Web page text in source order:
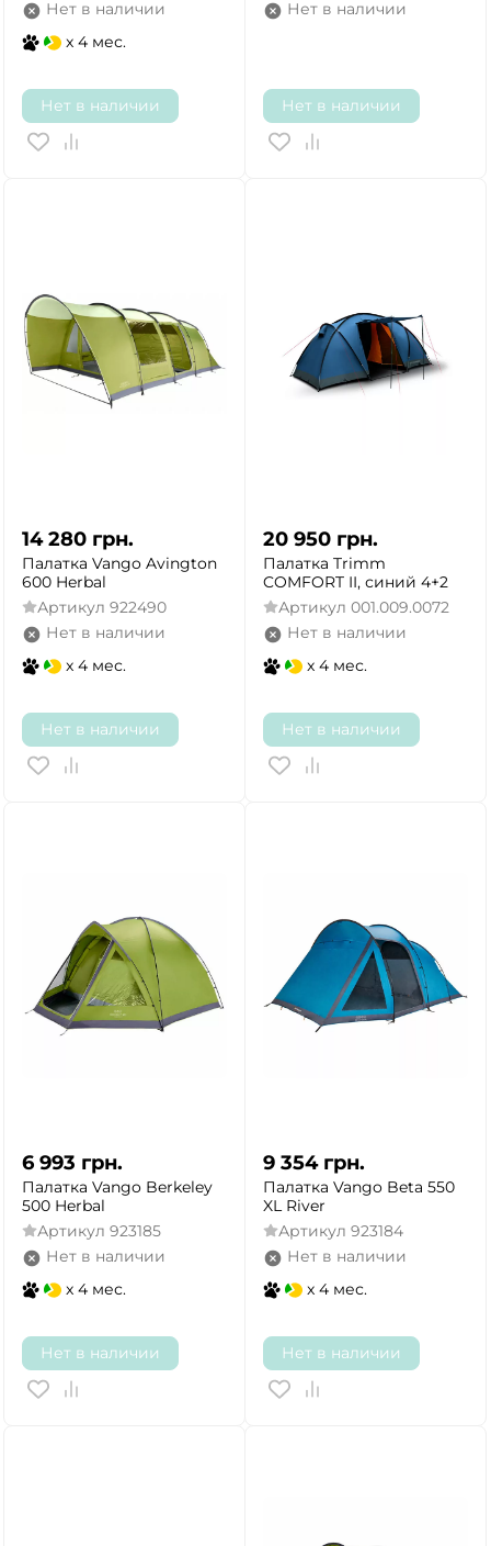
Нет в наличии
x 4 мес.
Нет в наличии
Нет в наличии
Нет в наличии
14 280 грн.
Палатка Vango Avington
600 Herbal
Артикул 922490
Нет в наличии
x 4 мес.
Нет в наличии
20 950 грн.
Палатка Trimm
COMFORT II, синий 4+2
Артикул 001.009.0072
Нет в наличии
x 4 мес.
Нет в наличии
6 993 грн.
Палатка Vango Berkeley
500 Herbal
Артикул 923185
Нет в наличии
x 4 мес.
Нет в наличии
9 354 грн.
Палатка Vango Beta 550
XL River
Артикул 923184
Нет в наличии
x 4 мес.
Нет в наличии